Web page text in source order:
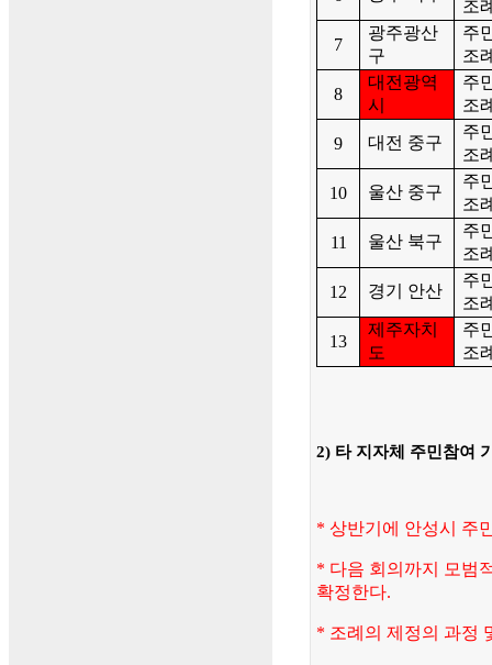
조
7
광주광산
구
주
조
8
대전광역
시
주
조
9 대전 중구
주
조
10 울산 중구
주
조
11 울산 북구
주
조
12 경기 안산
주
조
13
제주자치
도
주
조
2) 타 지자체 주민참여
* 상반기에 안성시 주
* 다음 회의까지 모범
확정한다.
* 조례의 제정의 과정